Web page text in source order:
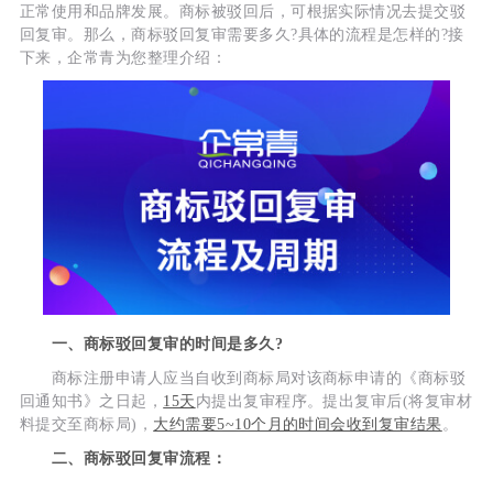
正常使用和品牌发展。商标被驳回后，可根据实际情况去提交驳
回复审。那么，商标驳回复审需要多久?具体的流程是怎样的?接
下来，企常青为您整理介绍：
一、商标驳回复审的时间是多久?
商标注册申请人应当自收到商标局对该商标申请的《商标驳
回通知书》之日起， 15天 内提出复审程序。提出复审后(将复审材
料提交至商标局)， 大约需要5~10个月的时间会收到复审结果 。
二、商标驳回复审流程：